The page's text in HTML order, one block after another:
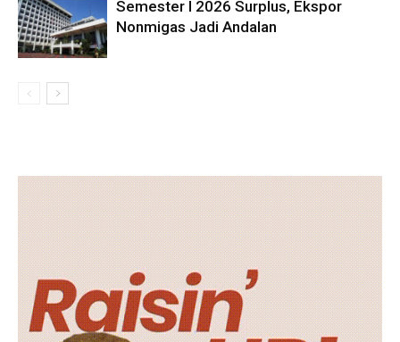
Semester I 2026 Surplus, Ekspor
Nonmigas Jadi Andalan